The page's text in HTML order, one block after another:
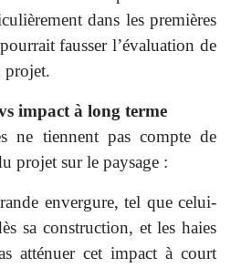
dans les premières
fausser l’évaluation de
projet.
impact à long terme
ne tiennent pas compte de
projet sur le paysage :
envergure, tel que celui-
sa construction, et les haies
atténuer cet impact à court